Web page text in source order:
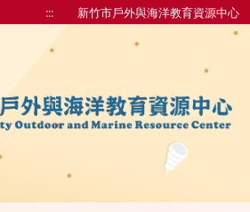
::: 新竹市戶外與海洋教育資源中心